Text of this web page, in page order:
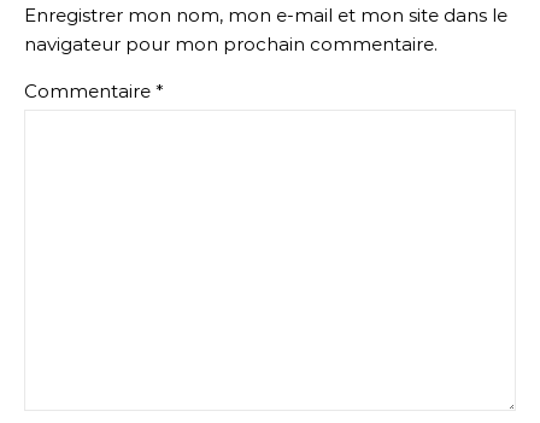
Enregistrer mon nom, mon e-mail et mon site dans le
navigateur pour mon prochain commentaire.
Commentaire *